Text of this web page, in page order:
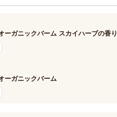
ーガニックバーム スカイハーブの香り
ーガニックバーム